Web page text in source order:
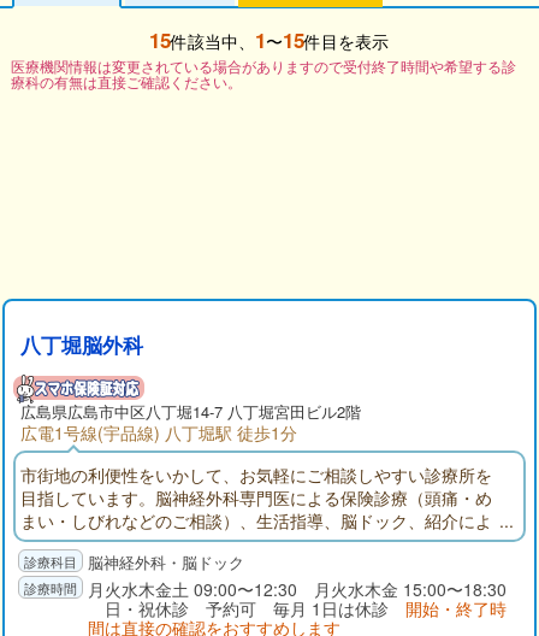
15件該当中、 1〜15件目を表示
医療機関情報は変更されている場合がありますので受付終了時間や希望する診
療科の有無は直接ご確認ください。
八丁堀脳外科
広島県広島市中区八丁堀14-7 八丁堀宮田ビル2階
広電1号線(宇品線) 八丁堀駅 徒歩1分
市街地の利便性をいかして、お気軽にご相談しやすい診療所を
目指しています。脳神経外科専門医による保険診療（頭痛・め
まい・しびれなどのご相談）、生活指導、脳ドック、紹介によ
る全身の画像診断・検査などを診療内容としています。
脳神経外科・脳ドック
月火水木金土 09:00〜12:30 月火水木金 15:00〜18:30
日・祝休診 予約可 毎月 1日は休診 開始・終了時
間は直接の確認をおすすめします